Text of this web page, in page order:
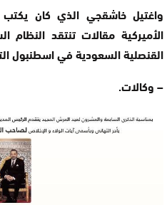
واغتيل خاشقجي الذي كان
القنصلية السعودية في اسطنبول
– وكالات.